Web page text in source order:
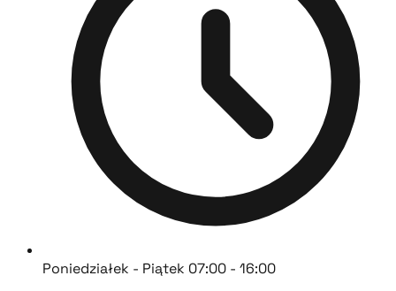
Poniedziałek - Piątek 07:00 - 16:00